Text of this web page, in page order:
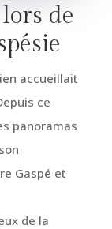
de
accueillait
ce
panoramas
Gaspé et
de la